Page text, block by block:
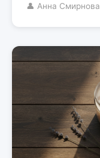
👤 Анна Смирнова